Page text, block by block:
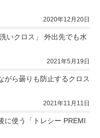
2020年12月20日
いクロス」 外出先でも水
2021年5月19日
がら曇りも防止するクロス
2021年11月11日
に使う「トレシー PREMI